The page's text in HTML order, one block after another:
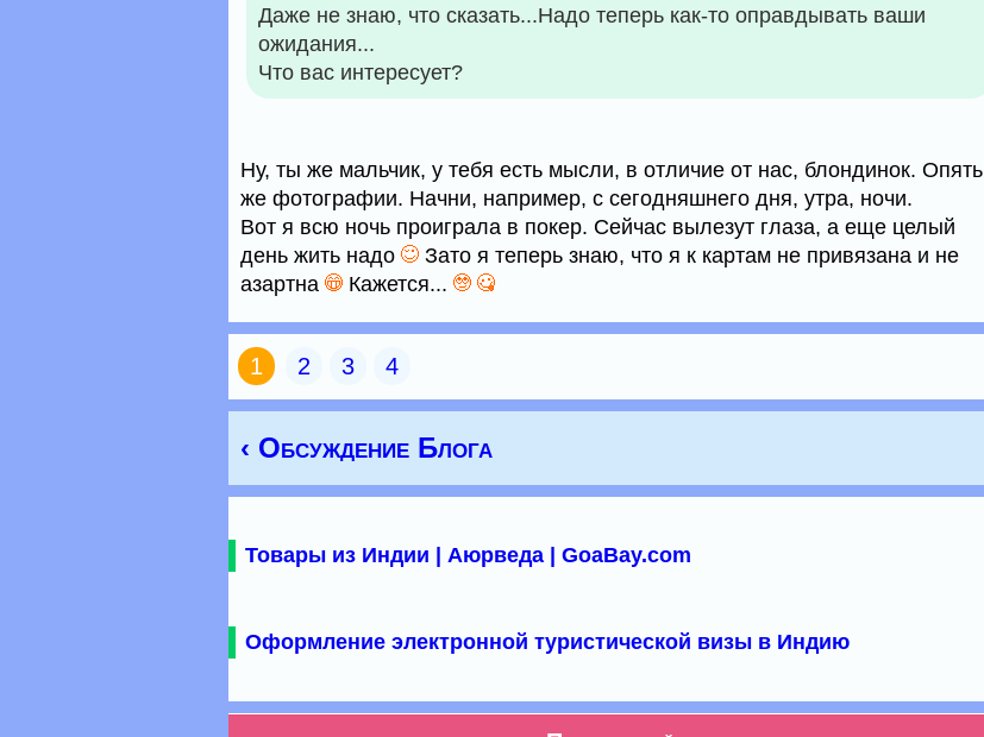
Даже не знаю, что сказать...Надо теперь как-то оправдывать ваши
ожидания...
Что вас интересует?
Ну, ты же мальчик, у тебя есть мысли, в отличие от нас, блондинок. Опять
же фотографии. Начни, например, с сегодняшнего дня, утра, ночи.
Вот я всю ночь проиграла в покер. Сейчас вылезут глаза, а еще целый
день жить надо
Зато я теперь знаю, что я к картам не привязана и не
азартна
Кажется...
1 2 3 4
‹ Обсуждение Блога
Товары из Индии | Аюрведа | GoaBay.com
Оформление электронной туристической визы в Индию